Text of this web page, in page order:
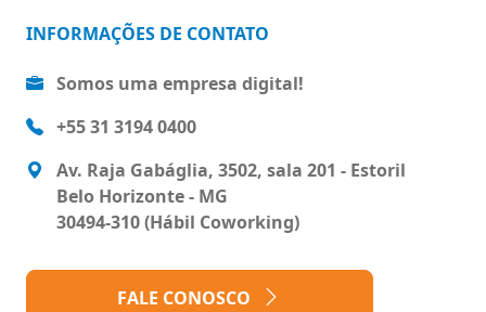
INFORMAÇÕES DE CONTATO
Somos uma empresa digital!
+55 31 3194 0400
Av. Raja Gabáglia, 3502, sala 201 - Estoril
Belo Horizonte - MG
30494-310 (Hábil Coworking)
FALE CONOSCO